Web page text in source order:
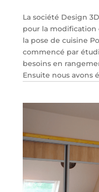
La société Design
pour la
la pose de cuisine
commencé par
besoins en
Ensuite nous avons